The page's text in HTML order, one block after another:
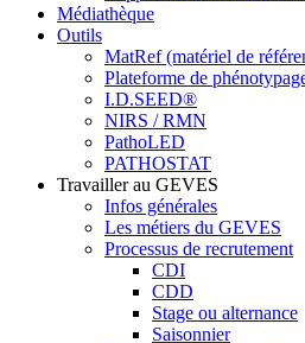
Médiathèque
Outils
MatRef (matériel de
Plateforme de
I.D.SEED®
NIRS / RMN
PathoLED
PATHOSTAT
Travailler au GEVES
Infos générales
Les métiers du GEVES
Processus de recrutement
CDI
CDD
Stage ou alternance
Saisonnier